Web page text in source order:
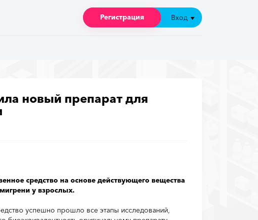
Регистрация Вход
Регистрация Вход
новый препарат для
средство на основе действующего вещества
у взрослых.
успешно прошло все этапы исследований,